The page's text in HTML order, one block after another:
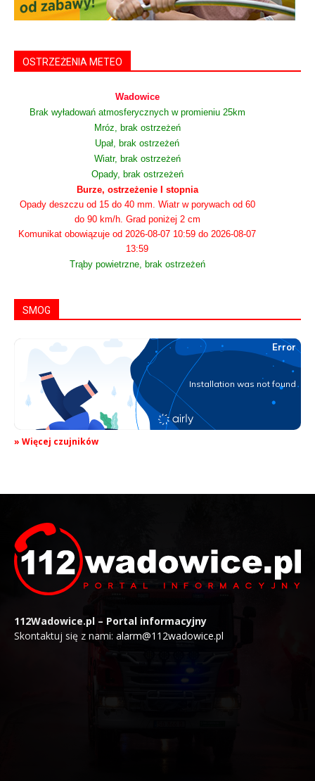
OSTRZEŻENIA METEO
Wadowice
Brak wyładowań atmosferycznych w promieniu 25km
Mróz, brak ostrzeżeń
Upał, brak ostrzeżeń
Wiatr, brak ostrzeżeń
Opady, brak ostrzeżeń
Burze, ostrzeżenie I stopnia
Opady deszczu od 15 do 40 mm. Wiatr w porywach od 60
do 90 km/h. Grad poniżej 2 cm
Komunikat obowiązuje od 2026-08-07 10:59 do 2026-08-07
13:59
Trąby powietrzne, brak ostrzeżeń
SMOG
» Więcej czujników
112Wadowice.pl – Portal informacyjny
Skontaktuj się z nami: alarm@112wadowice.pl